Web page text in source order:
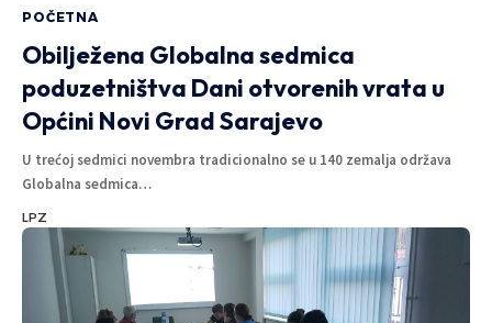
POČETNA
Obilježena Globalna sedmica
poduzetništva Dani otvorenih vrata u
Općini Novi Grad Sarajevo
U trećoj sedmici novembra tradicionalno se u 140 zemalja održava
Globalna sedmica…
LPZ